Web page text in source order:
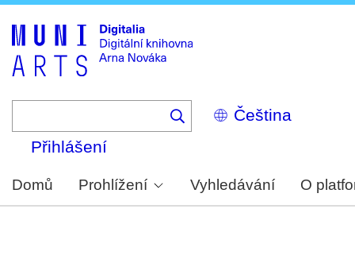
Select
your
Přihlášení
Domů Prohlížení Vyhledávání O